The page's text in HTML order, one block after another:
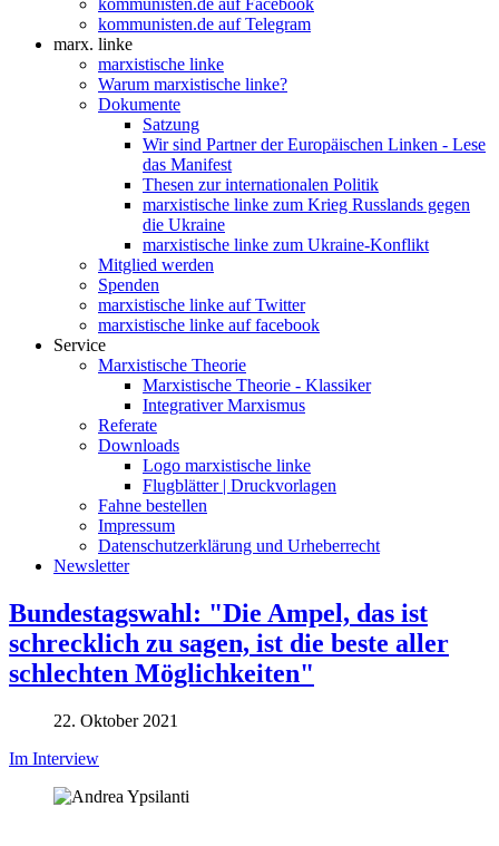
kommunisten.de auf Telegram
marx. linke
marxistische linke
Warum marxistische linke?
Dokumente
Satzung
Wir sind Partner der Europäischen Linken - Lese
das Manifest
Thesen zur internationalen Politik
marxistische linke zum Krieg Russlands gegen
die Ukraine
marxistische linke zum Ukraine-Konflikt
Mitglied werden
Spenden
marxistische linke auf Twitter
marxistische linke auf facebook
Service
Marxistische Theorie
Marxistische Theorie - Klassiker
Integrativer Marxismus
Referate
Downloads
Logo marxistische linke
Flugblätter | Druckvorlagen
Fahne bestellen
Impressum
Datenschutzerklärung und Urheberrecht
Newsletter
Bundestagswahl: "Die Ampel, das ist
schrecklich zu sagen, ist die beste aller
schlechten Möglichkeiten"
22. Oktober 2021
Im Interview